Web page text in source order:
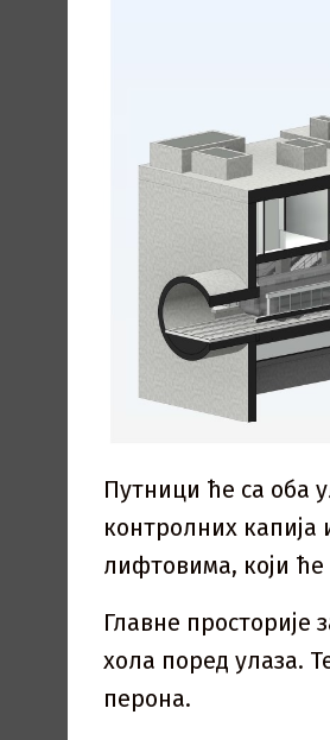
Путници ће са оба
контролних
лифтовима, који
Главне просторије
хола поред улаза.
перона.